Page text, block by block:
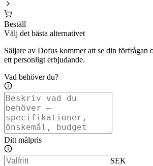
Beställ
Välj det bästa alternativet
Säljare av Dofus kommer att se din förfrågan
ett personligt erbjudande.
Vad behöver du?
Ditt målpris
SEK